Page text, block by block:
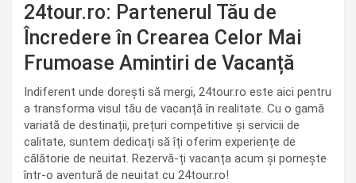
24tour.ro: Partenerul Tău de
Încredere în Crearea Celor Mai
Frumoase Amintiri de Vacanță
Indiferent unde dorești să mergi, 24tour.ro este aici pentru
a transforma visul tău de vacanță în realitate. Cu o gamă
variată de destinații, prețuri competitive și servicii de
calitate, suntem dedicați să îți oferim experiențe de
călătorie de neuitat. Rezervă-ți vacanța acum și pornește
într-o aventură de neuitat cu 24tour.ro!